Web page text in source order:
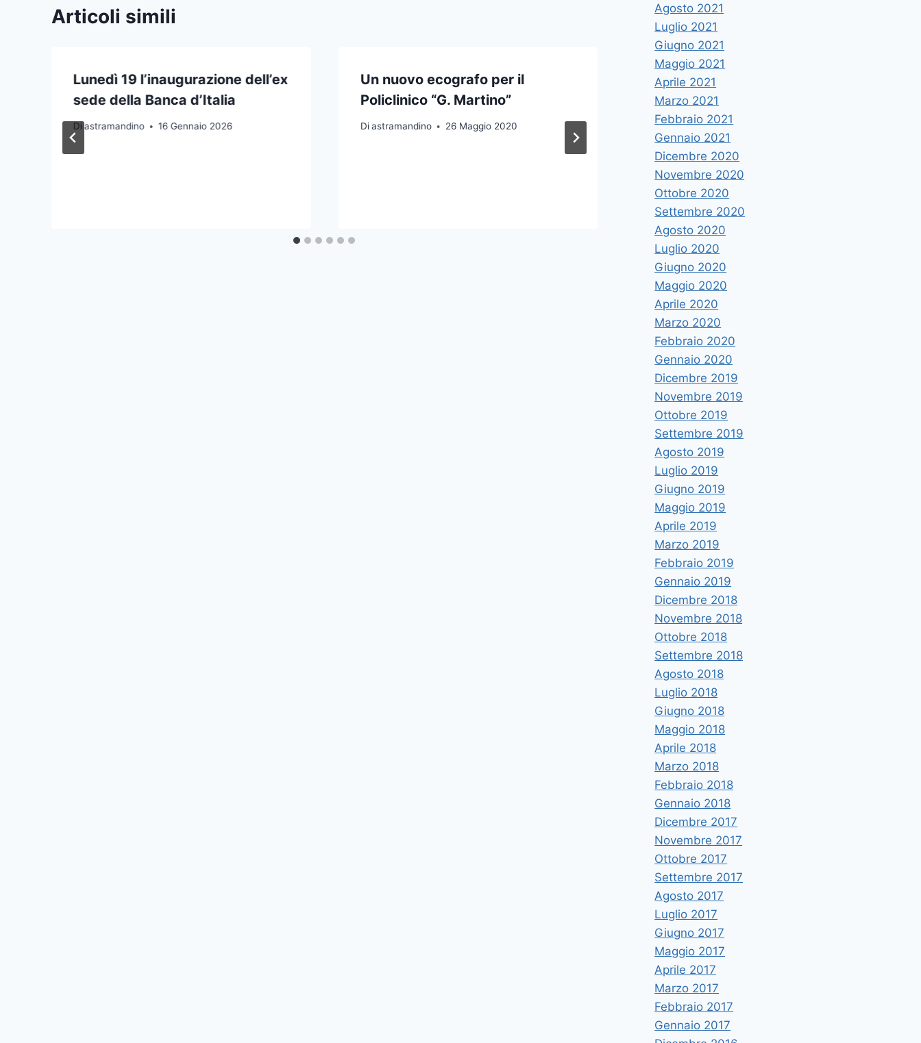
Articoli simili
Lunedì 19 l’inaugurazione dell’ex
sede della Banca d’Italia
Di astramandino 16 Gennaio 2026
Un nuovo ecografo per il
Policlinico “G. Martino”
Di astramandino 26 Maggio 2020
Conferita la Laurea Magistrale
honoris causa in Giurisprudenza
a Paola Cortellesi, intitolato a
Lorena e Sara il Cortile del
Rettorato
Diastramandino
Agosto 2021
Luglio 2021
Giugno 2021
Maggio 2021
Aprile 2021
Marzo 2021
Febbraio 2021
Gennaio 2021
Dicembre 2020
Novembre 2020
Ottobre 2020
Settembre 2020
Agosto 2020
Luglio 2020
Giugno 2020
Maggio 2020
Aprile 2020
Marzo 2020
Febbraio 2020
Gennaio 2020
Dicembre 2019
Novembre 2019
Ottobre 2019
Settembre 2019
Agosto 2019
Luglio 2019
Giugno 2019
Maggio 2019
Aprile 2019
Marzo 2019
Febbraio 2019
Gennaio 2019
Dicembre 2018
Novembre 2018
Ottobre 2018
Settembre 2018
Agosto 2018
Luglio 2018
Giugno 2018
Maggio 2018
Aprile 2018
Marzo 2018
Febbraio 2018
Gennaio 2018
Dicembre 2017
Novembre 2017
Ottobre 2017
Settembre 2017
Agosto 2017
Luglio 2017
Giugno 2017
Maggio 2017
Aprile 2017
Marzo 2017
Febbraio 2017
Gennaio 2017